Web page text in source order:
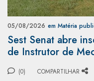
05/08/2026 em Matéria
Sest Senat abre
de Instrutor de
(0) COMPARTILHAR